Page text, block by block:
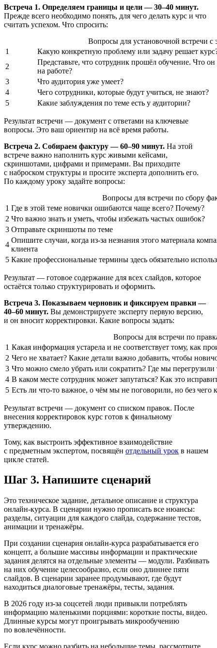
Встреча 1. Определяем границы и цели — 30–40 минут.
Прежде всего необходимо понять, для чего делать курс и что
считать успехом. Что спросить:
Вопросы для установочной встречи с
1
Какую конкретную проблему или задачу решает
2
Представьте, что сотрудник прошёл обучение. Что он
на работе?
3
Что аудитория уже умеет?
4
Чего сотрудники, которые будут учиться, не знают?
5
Какие заблуждения по теме есть у аудитории?
Результат встречи — документ с ответами на ключевые
вопросы. Это ваш ориентир на всё время работы.
Встреча 2. Собираем фактуру — 60–90 минут. На этой
встрече важно наполнить курс живыми кейсами,
скриншотами, цифрами и примерами. Вы приходите
с наброском структуры и просите эксперта дополнить его.
По каждому уроку задайте вопросы:
Вопросы для встречи по сбору
1 Где в этой теме новички ошибаются чаще всего? Почему?
2 Что важно знать и уметь, чтобы избежать частых ошибок?
3 Отправьте скриншоты по теме
4
Опишите случаи, когда из-за незнания этого материала
клиента
5 Какие профессиональные термины здесь обязательно
Результат — готовое содержание для всех слайдов, которое
остаётся только структурировать и оформить.
Встреча 3. Показываем черновик и фиксируем правки —
40–60 минут. Вы демонстрируете эксперту первую версию,
и он вносит корректировки. Какие вопросы задать:
Вопросы для встречи по
1 Какая информация устарела и не соответствует тому, как
2 Чего не хватает? Какие детали важно добавить, чтобы
3 Что можно смело убрать или сократить? Где мы перегрузили
4 В каком месте сотрудник может запутаться? Как это
5 Есть ли что-то важное, о чём мы не поговорили, но без чего
Результат встречи — документ со списком правок. После
внесения корректировок курс готов к финальному
утверждению.
Тому, как выстроить эффективное взаимодействие
с предметным экспертом, посвящён отдельный урок в нашем
цикле статей.
Шаг 3. Напишите сценарий
Это техническое задание, детальное описание и структура
онлайн-курса. В сценарии нужно прописать все нюансы:
разделы, ситуации для каждого слайда, содержание тестов,
анимации и тренажёры.
При создании сценария онлайн-курса разрабатывается его
концепт, а большие массивы информации и практические
задания делятся на отдельные элементы — модули. Разбивать
на них обучение целесообразно, если оно длиннее пяти
слайдов. В сценарии заранее продумывают, где будут
находиться диалоговые тренажёры, тесты, задания.
В 2026 году из-за соцсетей люди привыкли потреблять
информацию маленькими порциями: короткие посты, видео.
Длинные курсы могут проигрывать микрообучению
по вовлечённости.